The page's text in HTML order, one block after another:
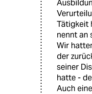
Tätigkeit
nennt an
Wir
der
seiner
hatte -
Auch